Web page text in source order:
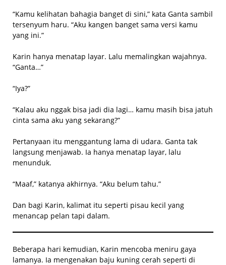
“Kamu kelihatan bahagia banget di sini,” kata Ganta sambil
tersenyum haru. “Aku kangen banget sama versi kamu
yang ini.”
Karin hanya menatap layar. Lalu memalingkan wajahnya.
“Ganta…”
“Iya?”
“Kalau aku nggak bisa jadi dia lagi… kamu masih bisa jatuh
cinta sama aku yang sekarang?”
Pertanyaan itu menggantung lama di udara. Ganta tak
langsung menjawab. Ia hanya menatap layar, lalu
menunduk.
“Maaf,” katanya akhirnya. “Aku belum tahu.”
Dan bagi Karin, kalimat itu seperti pisau kecil yang
menancap pelan tapi dalam.
Beberapa hari kemudian, Karin mencoba meniru gaya
lamanya. Ia mengenakan baju kuning cerah seperti di